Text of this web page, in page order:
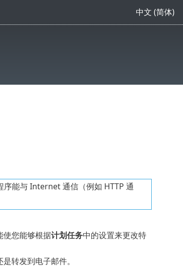
中文 (简体)
序能与 Internet 通信（例如 HTTP 通
使您能够根据计划任务中的设置来更改特
转发到电子邮件。